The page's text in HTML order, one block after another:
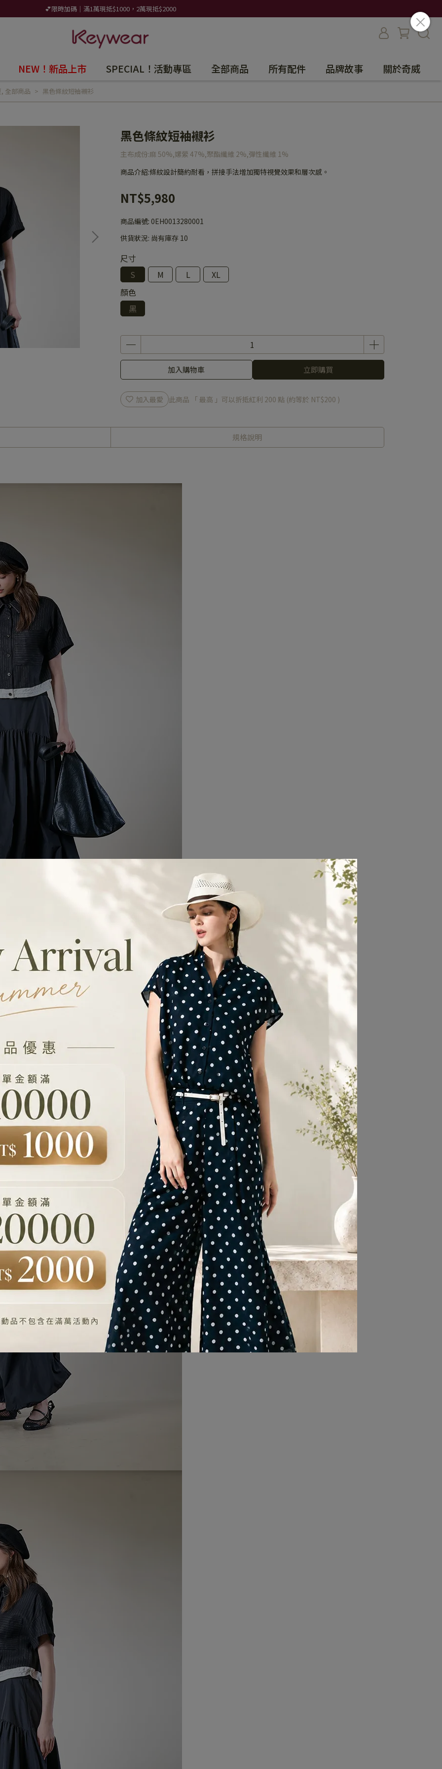
💕限時加碼｜滿1萬現抵$1000，2萬現抵$2000
NEW！新品上市 SPECIAL！活動專區 全部商品 所有配件 品牌故事 關於奇威
, 全部商品 黑色條紋短袖襯衫
黑色條紋短袖襯衫
主布成份:麻 50%,嫘縈 47%,聚酯纖維 2%,彈性纖維 1%
商品介紹:條紋設計簡約耐看，拼接手法增加獨特視覺效果和層次感。
NT$5,980
商品編號: 0EH0013280001
供貨狀況: 尚有庫存 10
尺寸
S
M L
XL
顏色
黑
加入購物車 立即購買
加入最愛 此商品 「 最高 」可以折抵紅利 200 點 (約等於 NT$200 )
規格說明